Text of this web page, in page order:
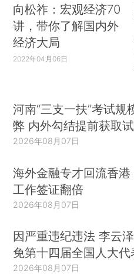
向松祚：宏观经济70
讲，带你了解国内外
经济大局
2022年04月06日
河南“三支一扶”考试规
弊 内外勾结提前获取
2026年08月07日
海外金融专才回流香港
工作签证翻倍
2026年08月07日
因严重违纪违法 李云
免第十四届全国人大代
2026年08月07日